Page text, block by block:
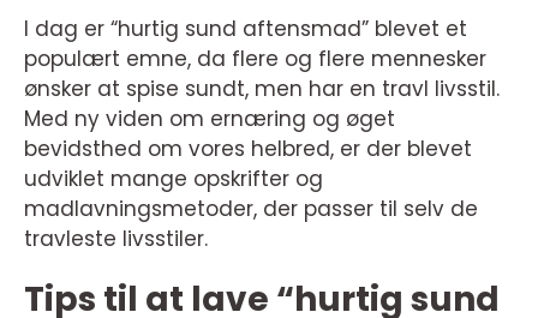
I dag er “hurtig sund aftensmad” blevet et
populært emne, da flere og flere mennesker
ønsker at spise sundt, men har en travl livsstil.
Med ny viden om ernæring og øget
bevidsthed om vores helbred, er der blevet
udviklet mange opskrifter og
madlavningsmetoder, der passer til selv de
travleste livsstiler.
Tips til at lave “hurtig sund